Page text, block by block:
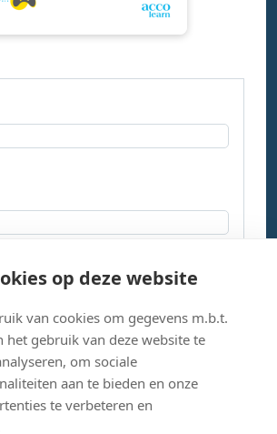
in voor de nieuwsbrief
voor docenten
productadvies vanuit de Acco Shops
op deze website
van cookies om gegevens m.b.t.
het gebruik van deze website te
om sociale
aan te bieden en onze
te verbeteren en